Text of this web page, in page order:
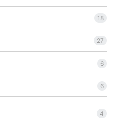
18
27
6
6
4